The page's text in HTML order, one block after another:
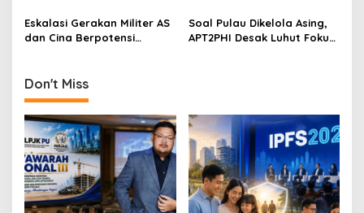
o
Eskalasi Gerakan Militer AS
dan Cina Berpotensi
Soal Pulau Dikelola Asing,
APT2PHI Desak Luhut Fokus
Don't Miss